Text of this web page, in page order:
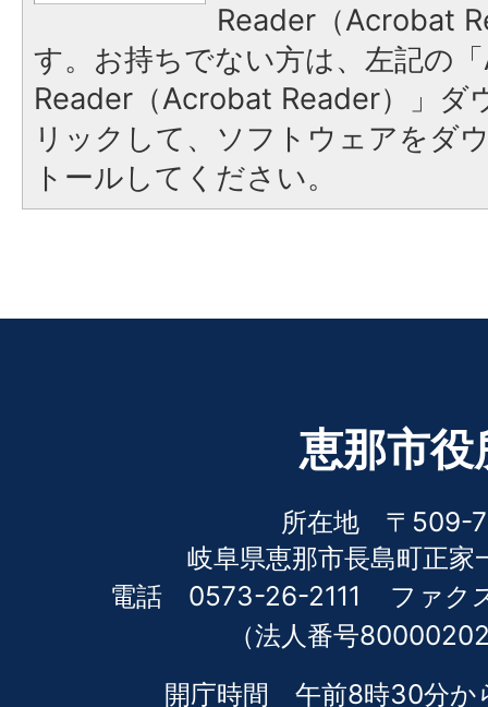
Reader（Acrobat
す。お持ちでない方は、左記の
Reader（Acrobat Reader）」ダ
リックして、ソフトウェアをダ
トールしてください。
恵那市役
所在地 〒509-
岐阜県恵那市長島町正家
電話 0573-26-2111
ファ
（法人番号
開庁時間 午前8時30分か